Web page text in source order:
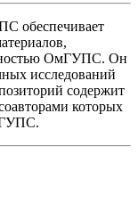
обеспечивает
ОмГУПС. Он
исследований
содержит
которых